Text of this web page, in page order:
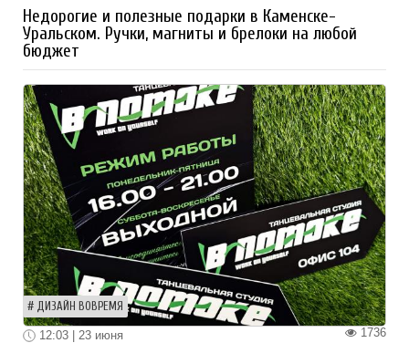
Недорогие и полезные подарки в Каменске-
Уральском. Ручки, магниты и брелоки на любой
бюджет
ДИЗАЙН ВОВРЕМЯ
1736
12:03 | 23 июня